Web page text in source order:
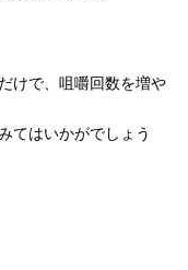
けで、咀嚼回数を増や
てはいかがでしょう